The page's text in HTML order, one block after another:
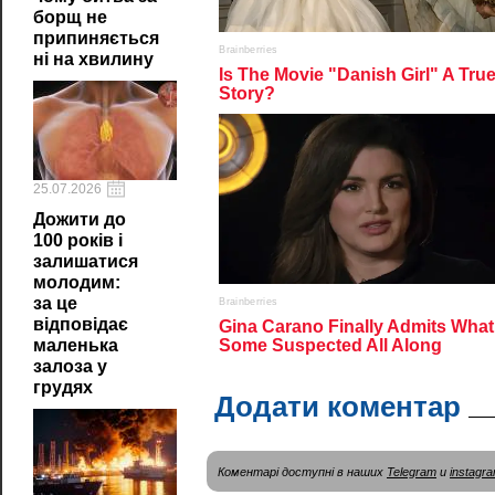
борщ не
припиняється
ні на хвилину
25.07.2026
Дожити до
100 років і
залишатися
молодим:
за це
відповідає
маленька
залоза у
грудях
Додати коментар
Коментарі доступні в наших Telegram и